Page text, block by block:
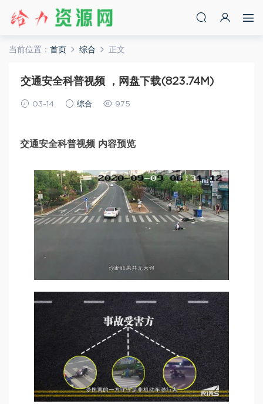
当前位置： 首页 综合 正文
交通安全科普视频 ，网盘下载(823.74M)
03-14 综合 975
交通安全科普视频 内容预览